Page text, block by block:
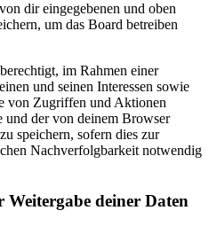
dir eingegebenen und oben
um das Board betreiben
im Rahmen einer
und seinen Interessen sowie
von Zugriffen und Aktionen
und der von deinem Browser
speichern, sofern dies zur
Nachverfolgbarkeit notwendig
Weitergabe deiner Daten